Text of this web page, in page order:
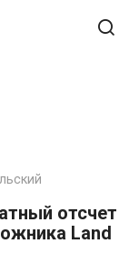
отсчет
Land